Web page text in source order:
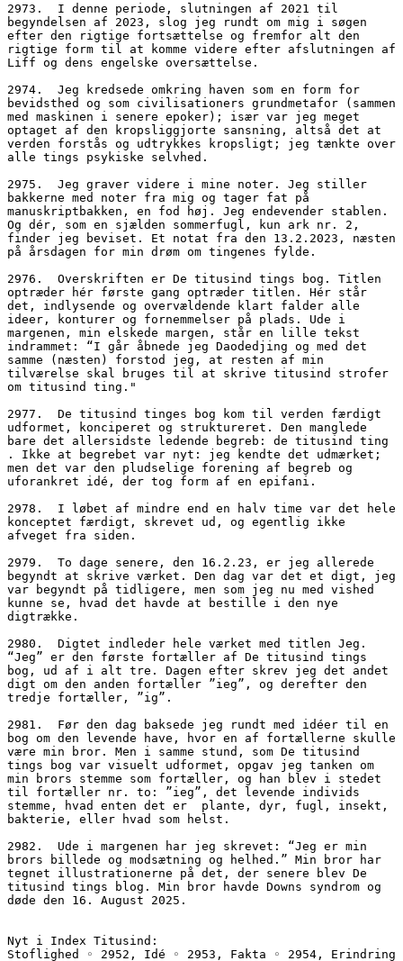
2973.  I denne periode, slutningen af 2021 til
begyndelsen af 2023, slog jeg rundt om mig i søgen
efter den rigtige fortsættelse og fremfor alt den
rigtige form til at komme videre efter afslutningen af
Liff og dens engelske oversættelse.
2974.  Jeg kredsede omkring haven som en form for
bevidsthed og som civilisationers grundmetafor (sammen
med maskinen i senere epoker); især var jeg meget
optaget af den kropsliggjorte sansning, altså det at
verden forstås og udtrykkes kropsligt; jeg tænkte over
alle tings psykiske selvhed.
2975.  Jeg graver videre i mine noter. Jeg stiller
bakkerne med noter fra mig og tager fat på
manuskriptbakken, en fod høj. Jeg endevender stablen.
Og dér, som en sjælden sommerfugl, kun ark nr. 2,
finder jeg beviset. Et notat fra den 13.2.2023, næsten
på årsdagen for min drøm om tingenes fylde.
2976.  Overskriften er De titusind tings bog. Titlen
optræder hér første gang optræder titlen. Hér står
det, indlysende og overvældende klart falder alle
ideer, konturer og fornemmelser på plads. Ude i
margenen, min elskede margen, står en lille tekst
indrammet: “I går åbnede jeg Daodedjing og med det
samme (næsten) forstod jeg, at resten af min
tilværelse skal bruges til at skrive titusind strofer
om titusind ting."
2977.  De titusind tinges bog kom til verden færdigt
udformet, konciperet og struktureret. Den manglede
bare det allersidste ledende begreb: de titusind ting
. Ikke at begrebet var nyt: jeg kendte det udmærket;
men det var den pludselige forening af begreb og
uforankret idé, der tog form af en epifani.
2978.  I løbet af mindre end en halv time var det hele
konceptet færdigt, skrevet ud, og egentlig ikke
afveget fra siden.
2979.  To dage senere, den 16.2.23, er jeg allerede
begyndt at skrive værket. Den dag var det et digt, jeg
var begyndt på tidligere, men som jeg nu med vished
kunne se, hvad det havde at bestille i den nye
digtrække.
2980.  Digtet indleder hele værket med titlen Jeg.
“Jeg” er den første fortæller af De titusind tings
bog, ud af i alt tre. Dagen efter skrev jeg det andet
digt om den anden fortæller ”ieg”, og derefter den
tredje fortæller, ”ig”.
2981.  Før den dag baksede jeg rundt med idéer til en
bog om den levende have, hvor en af fortællerne skulle
være min bror. Men i samme stund, som De titusind
tings bog var visuelt udformet, opgav jeg tanken om
min brors stemme som fortæller, og han blev i stedet
til fortæller nr. to: ”ieg”, det levende individs
stemme, hvad enten det er  plante, dyr, fugl, insekt,
bakterie, eller hvad som helst.
2982.  Ude i margenen har jeg skrevet: “Jeg er min
brors billede og modsætning og helhed.” Min bror har
tegnet illustrationerne på det, der senere blev De
titusind tings blog. Min bror havde Downs syndrom og
døde den 16. August 2025.
Nyt i Index Titusind:
Stoflighed ◦ 2952, Idé ◦ 2953, Fakta ◦ 2954, Erindring